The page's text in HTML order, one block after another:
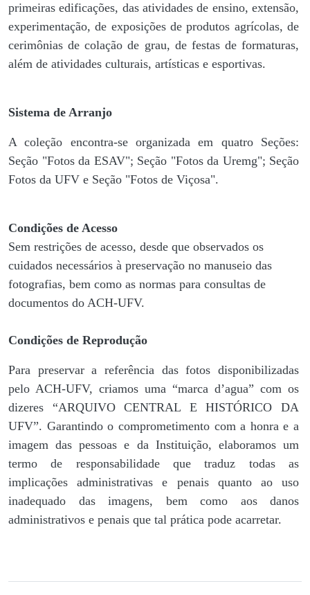
primeiras edificações, das atividades de ensino, extensão,
experimentação, de exposições de produtos agrícolas, de
cerimônias de colação de grau, de festas de formaturas,
além de atividades culturais, artísticas e esportivas.
Sistema de Arranjo
A coleção encontra-se organizada em quatro Seções:
Seção "Fotos da ESAV"; Seção "Fotos da Uremg"; Seção
Fotos da UFV e Seção "Fotos de Viçosa".
Condições de Acesso
Sem restrições de acesso, desde que observados os
cuidados necessários à preservação no manuseio das
fotografias, bem como as normas para consultas de
documentos do ACH-UFV.
Condições de Reprodução
Para preservar a referência das fotos disponibilizadas
pelo ACH-UFV, criamos uma “marca d’agua” com os
dizeres “ARQUIVO CENTRAL E HISTÓRICO DA
UFV”. Garantindo o comprometimento com a honra e a
imagem das pessoas e da Instituição, elaboramos um
termo de responsabilidade que traduz todas as
implicações administrativas e penais quanto ao uso
inadequado das imagens, bem como aos danos
administrativos e penais que tal prática pode acarretar.